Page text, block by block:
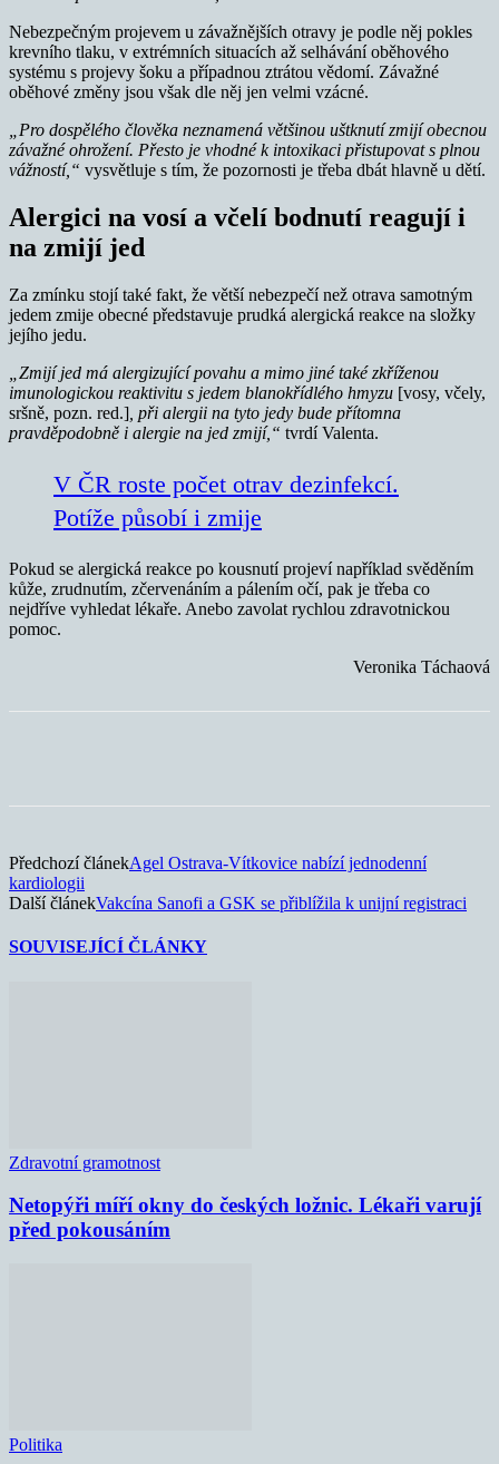
Nebezpečným projevem u závažnějších otravy je podle něj pokles
krevního tlaku, v extrémních situacích až selhávání oběhového
systému s projevy šoku a případnou ztrátou vědomí. Závažné
oběhové změny jsou však dle něj jen velmi vzácné.
„Pro dospělého člověka neznamená většinou uštknutí zmijí obecnou
závažné ohrožení. Přesto je vhodné k intoxikaci přistupovat s plnou
vážností,“ vysvětluje s tím, že pozornosti je třeba dbát hlavně u dětí.
Alergici na vosí a včelí bodnutí reagují i
na zmijí jed
Za zmínku stojí také fakt, že větší nebezpečí než otrava samotným
jedem zmije obecné představuje prudká alergická reakce na složky
jejího jedu.
„Zmijí jed má alergizující povahu a mimo jiné také zkříženou
imunologickou reaktivitu s jedem blanokřídlého hmyzu [vosy, včely,
sršně, pozn. red.] , při alergii na tyto jedy bude přítomna
pravděpodobně i alergie na jed zmijí,“ tvrdí Valenta.
V ČR roste počet otrav dezinfekcí.
Potíže působí i zmije
Pokud se alergická reakce po kousnutí projeví například svěděním
kůže, zrudnutím, zčervenáním a pálením očí, pak je třeba co
nejdříve vyhledat lékaře. Anebo zavolat rychlou zdravotnickou
pomoc.
Veronika Táchaová
Předchozí článekAgel Ostrava-Vítkovice nabízí jednodenní
kardiologii
Další článekVakcína Sanofi a GSK se přiblížila k unijní registraci
SOUVISEJÍCÍ ČLÁNKY
Zdravotní gramotnost
Netopýři míří okny do českých ložnic. Lékaři varují
před pokousáním
Politika